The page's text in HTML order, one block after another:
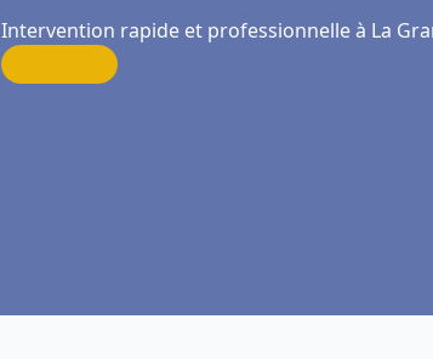
Intervention rapide et professionnelle à La